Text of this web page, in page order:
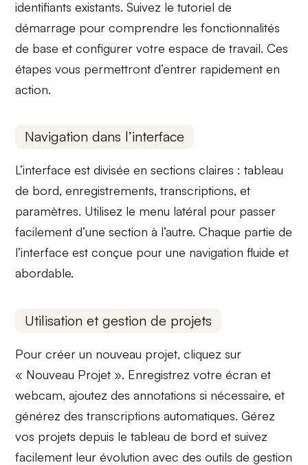
identifiants existants. Suivez letutoriel de
démarrage pour comprendre lesfonctionnalités
de base et configurer votre espace de travail. Ces
étapes vous permettront d’entrer rapidement en
action.
Navigation dans l’interface
L’interface est divisée en sections claires :tableau
de bord,enregistrements,transcriptions, et
paramètres. Utilisez le menu latéral pour passer
facilement d’une section à l’autre. Chaque partie de
l’interface est conçue pour une navigation fluide et
abordable.
Utilisation et gestion de projets
Pourcréer un nouveau projet, cliquez sur
« Nouveau Projet ». Enregistrez votreécran et
webcam, ajoutez desannotations si nécessaire, et
générez destranscriptions automatiques. Gérez
vos projets depuis letableau de bord et suivez
facilement leur évolution avec des outils de gestion